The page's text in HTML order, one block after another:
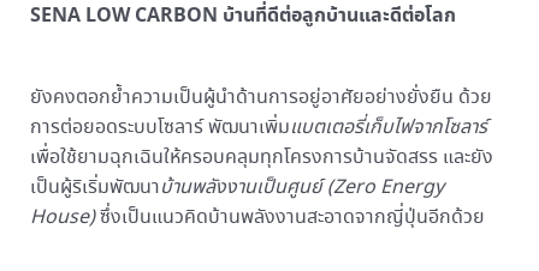
SENA LOW CARBON บ้านที่ดีต่อลูกบ้านและดีต่อโลก
ยังคงตอกย้ำความเป็นผู้นำด้านการอยู่อาศัยอย่างยั่งยืน ด้วย
การต่อยอดระบบโซลาร์ พัฒนาเพิ่มแบตเตอรี่เก็บไฟจากโซลาร์
เพื่อใช้ยามฉุกเฉินให้ครอบคลุมทุกโครงการบ้านจัดสรร และยัง
เป็นผู้ริเริ่มพัฒนาบ้านพลังงานเป็นศูนย์ (Zero Energy
House)ซึ่งเป็นแนวคิดบ้านพลังงานสะอาดจากญี่ปุ่นอีกด้วย